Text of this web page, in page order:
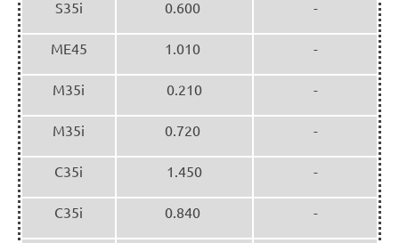
S35i 0.600 -
ME45 1.010 -
M35i 0.210 -
M35i 0.720 -
C35i 1.450 -
C35i 0.840 -